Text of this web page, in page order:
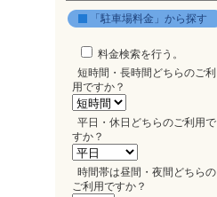
「駐車場料金」から探す
料金検索を行う。
短時間・長時間どちらのご利
用ですか？
平日・休日どちらのご利用で
すか？
時間帯は昼間・夜間どちらの
ご利用ですか？